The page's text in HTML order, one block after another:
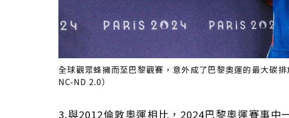
全球觀眾蜂擁而至巴黎觀賽，意外成了巴黎奧運的最大碳
NC-ND 2.0）
3.與2012倫敦奧運相比，2024巴黎奧運賽事中